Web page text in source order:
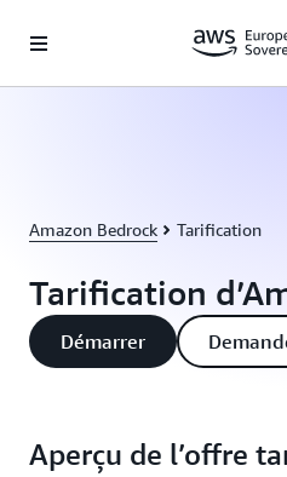
Amazon Bedrock Tarification
Tarification
Démarrer
Aperçu de l’offre